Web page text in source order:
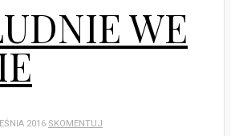
WE
2016 SKOMENTUJ